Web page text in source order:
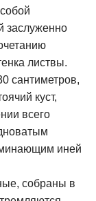
заслуженно
листвы.
сантиметров,
куст,
всего
иней
собраны в